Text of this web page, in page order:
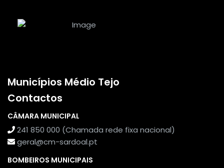
Municípios Médio Tejo
Contactos
CÂMARA MUNICIPAL
241 850 000 (Chamada rede fixa nacional)
geral@cm-sardoal.pt
BOMBEIROS MUNICIPAIS